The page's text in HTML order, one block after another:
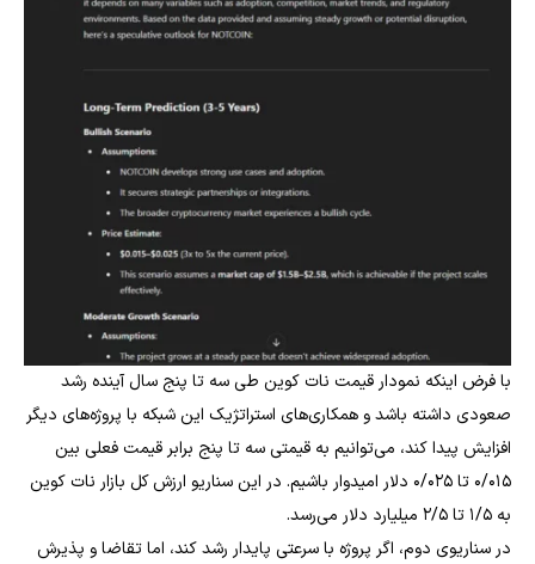
با فرض اینکه نمودار قیمت نات کوین طی سه تا پنج سال آینده رشد
صعودی داشته باشد و همکاری‌های استراتژیک این شبکه با پروژه‌های دیگر
افزایش پیدا کند، می‌توانیم به قیمتی سه تا پنج برابر قیمت فعلی بین
۰/۰۱۵ تا ۰/۰۲۵ دلار امیدوار باشیم. در این سناریو ارزش کل بازار نات کوین
به ۱/۵ تا ۲/۵ میلیارد دلار می‌رسد.
در سناریوی دوم، اگر پروژه با سرعتی پایدار رشد کند، اما تقاضا و پذیرش